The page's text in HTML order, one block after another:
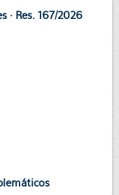
· Res. 167/2026